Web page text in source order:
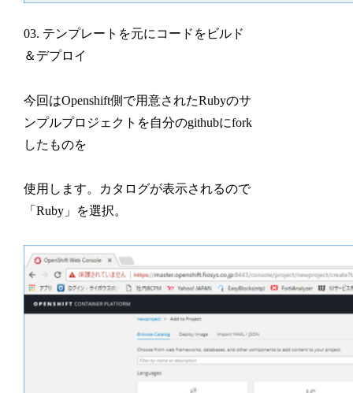
03. テンプレートを元にコードをビルド
＆デプロイ
今回はOpenshift側で用意されたRubyのサ
ンプルプロジェクトを自分のgithubにfork
したものを
使用します。カタログが表示されるので
「Ruby」を選択。